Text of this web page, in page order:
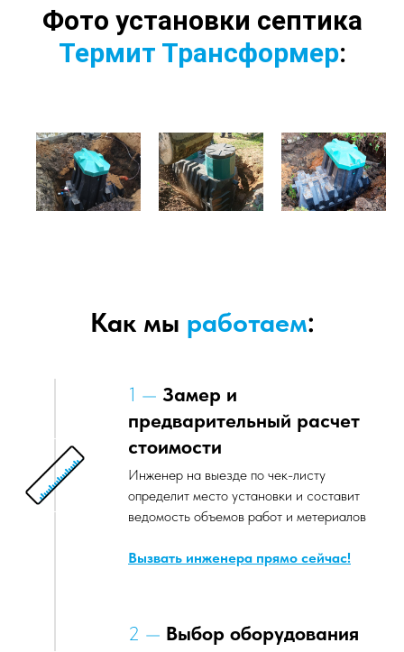
Фото установки септика
Термит Трансформер:
Как мы работаем:
1 — Замер и
предварительный расчет
стоимости
Инженер на выезде по чек-листу
определит место установки и составит
ведомость объемов работ и метериалов
Вызвать инженера прямо сейчас!
2 — Выбор оборудования